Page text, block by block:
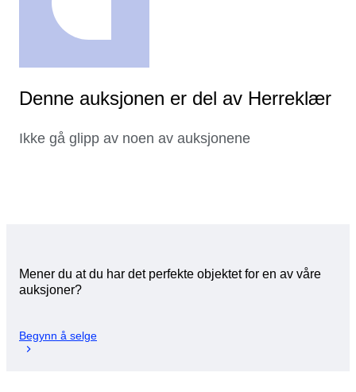
Denne auksjonen er del av Herreklær
Ikke gå glipp av noen av auksjonene
Mener du at du har det perfekte objektet for en av våre
auksjoner?
Begynn å selge